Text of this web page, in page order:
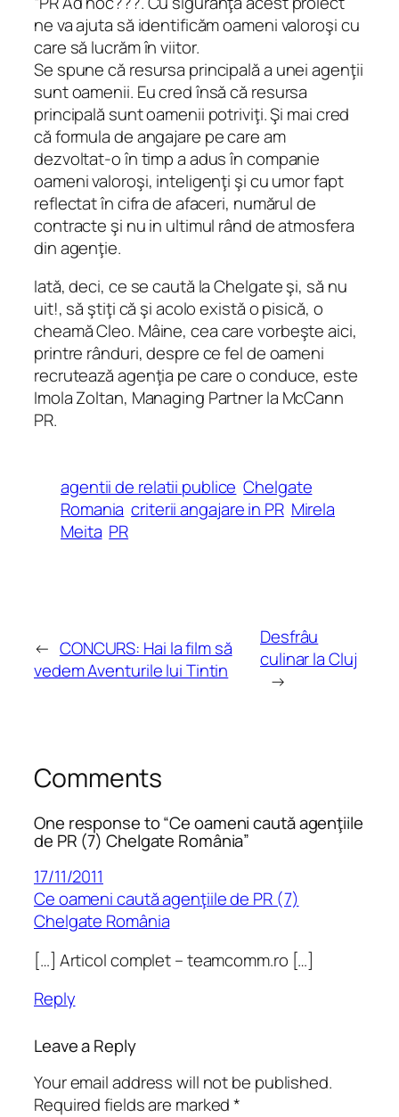
ne va ajuta să identificăm oameni valoroşi cu
care să lucrăm în viitor.
Se spune că resursa principală a unei agenţii
sunt oamenii. Eu cred însă că resursa
principală sunt oamenii potriviţi. Şi mai cred
că formula de angajare pe care am
dezvoltat-o în timp a adus în companie
oameni valoroşi, inteligenţi şi cu umor fapt
reflectat în cifra de afaceri, numărul de
contracte şi nu in ultimul rând de atmosfera
din agenţie.
Iată, deci, ce se caută la Chelgate şi, să nu
uit!, să ştiţi că şi acolo există o pisică, o
cheamă Cleo. Mâine, cea care vorbeşte aici,
printre rânduri, despre ce fel de oameni
recrutează agenţia pe care o conduce, este
Imola Zoltan, Managing Partner la McCann
PR.
agentii de relatii publice Chelgate
Romania criterii angajare in PR Mirela
Meita PR
← CONCURS: Hai la film să
vedem Aventurile lui Tintin
Desfrâu
culinar la Cluj
→
Comments
One response to “Ce oameni caută agenţiile
de PR (7) Chelgate România”
17/11/2011
Ce oameni caută agenţiile de PR (7)
Chelgate România
[…] Articol complet – teamcomm.ro […]
Reply
Leave a Reply
Your email address will not be published.
Required fields are marked*